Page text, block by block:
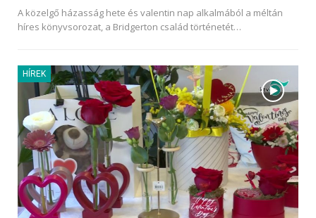
A közelgő házasság hete és valentin nap alkalmából a méltán
híres könyvsorozat, a Bridgerton család történetét…
HÍREK